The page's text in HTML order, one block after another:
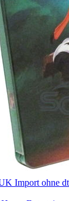
Import ohne